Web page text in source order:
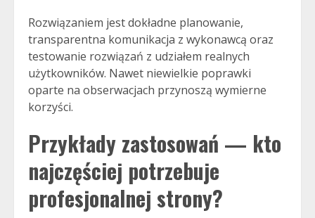
Rozwiązaniem jest dokładne planowanie,
transparentna komunikacja z wykonawcą oraz
testowanie rozwiązań z udziałem realnych
użytkowników. Nawet niewielkie poprawki
oparte na obserwacjach przynoszą wymierne
korzyści.
Przykłady zastosowań — kto
najczęściej potrzebuje
profesjonalnej strony?